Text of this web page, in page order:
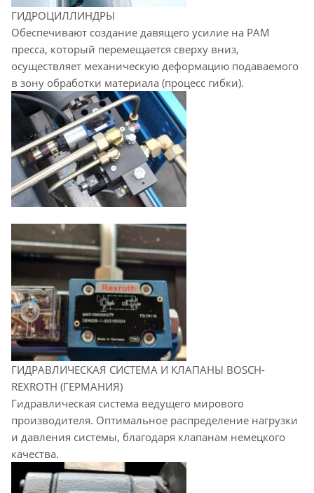
ГИДРОЦИЛЛИНДРЫ
Обеспечивают создание давящего усилие на РАМ
пресса, который перемещается сверху вниз,
осуществляет механическую деформацию подаваемого
в зону обработки материала (процесс гибки).
ГИДРАВЛИЧЕСКАЯ СИСТЕМА И КЛАПАНЫ BOSCH-
REXROTH (ГЕРМАНИЯ)
Гидравлическая система ведущего мирового
производителя. Оптимальное распределение нагрузки
и давления системы, благодаря клапанам немецкого
качества.